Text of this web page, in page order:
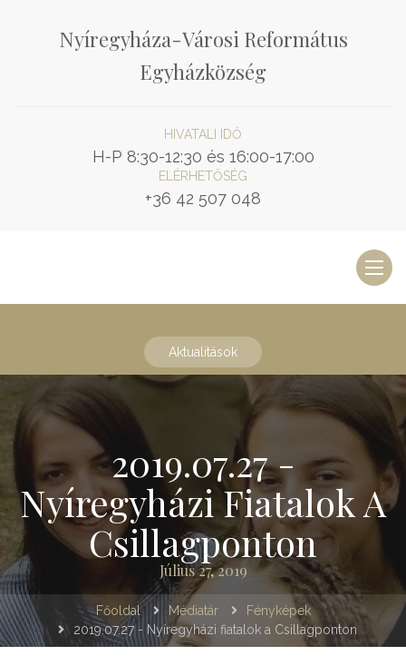
Nyíregyháza-Városi Református
Egyházközség
HIVATALI IDŐ
H-P 8:30-12:30 és 16:00-17:00
ELÉRHETŐSÉG
+36 42 507 048
Aktualitások
2019.07.27 -
Nyíregyházi Fiatalok A
Csillagponton
Július 27, 2019
Főoldal Médiatár
Fényképek
2019.07.27 - Nyíregyházi fiatalok a Csillagponton